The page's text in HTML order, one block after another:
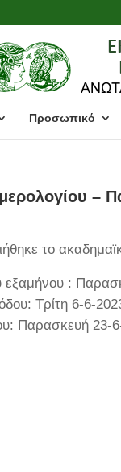
Προσωπικό
–
το
:
Τρίτη 6-6-
Παρασκευή 23-